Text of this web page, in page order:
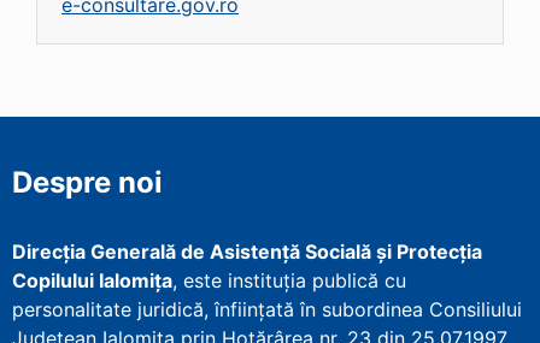
Despre noi
Direcţia Generală de Asistenţă Socială şi Protecţia
Copilului Ialomița, este instituţia publică cu
personalitate juridică, înfiinţată în subordinea Consiliului
Județean Ialomița prin Hotărârea nr. 23 din 25.07.1997